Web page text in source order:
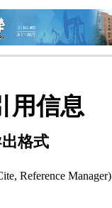
用信息
格式
Reference Manager)